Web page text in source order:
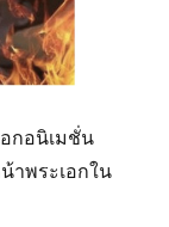
อกอนิเมชั่น
าพระเอกใน